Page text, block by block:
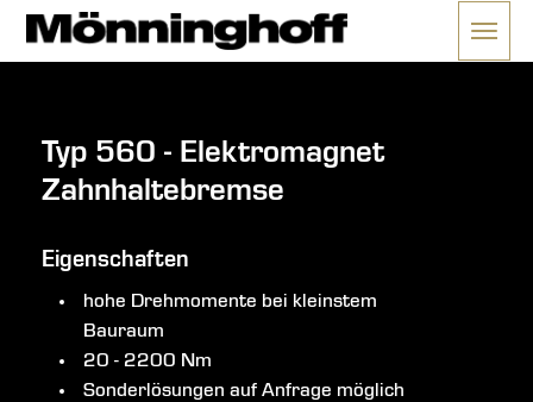
Menü
Typ 560 - Elektromagnet
Zahnhaltebremse
Eigenschaften
hohe Drehmomente bei kleinstem
Bauraum
20 - 2200 Nm
Sonderlösungen auf Anfrage möglich